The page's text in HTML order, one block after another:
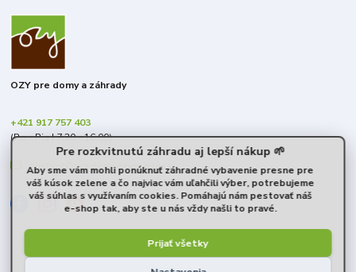
OZY pre domy a záhrady
+421 917 757 403
(Po - Pia | 7:30 - 16:00)
obchod@predomyazahrady.sk
Pre rozkvitnutú záhradu aj lepší nákup 🌱
Aby sme vám mohli ponúknuť záhradné vybavenie presne pre
váš kúsok zelene a čo najviac vám uľahčili výber, potrebujeme
váš súhlas s využívaním cookies. Pomáhajú nám pestovať náš
e-shop tak, aby ste u nás vždy našli to pravé.
Prijať všetky